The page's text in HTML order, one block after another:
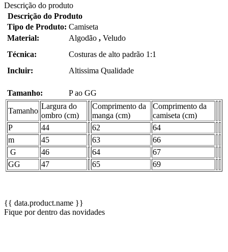
Descrição do produto
Descrição do Produto
Tipo de Produto: Camiseta
Material:
Algodão , Veludo
Técnica:
Costuras de alto padrão 1:1
Incluir:
Altissima Qualidade
Tamanho: P ao GG
Tamanho
Largura do
ombro (cm)
Comprimento da
manga (cm)
Comprimento da
camiseta (cm)
P
44 62
64
m
45 63
66
G
46 64
67
GG
47 65 69
{{ data.product.name }}
Fique por dentro das novidades